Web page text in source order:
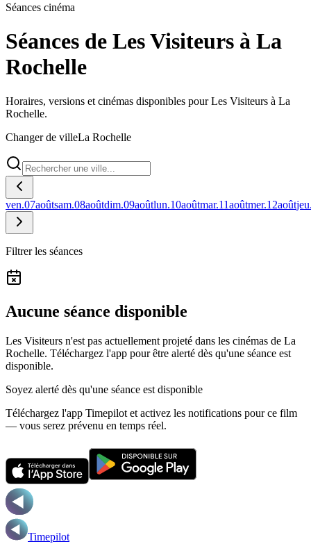
Séances cinéma
Séances de Les Visiteurs à La
Rochelle
Horaires, versions et cinémas disponibles pour Les Visiteurs à La
Rochelle.
Changer de villeLa Rochelle
ven.07aoûtsam.08aoûtdim.09aoûtlun.10aoûtmar.11aoûtmer.12août
Filtrer les séances
Aucune séance disponible
Les Visiteurs n'est pas actuellement projeté dans les cinémas de La
Rochelle. Téléchargez l'app pour être alerté dès qu'une séance est
disponible.
Soyez alerté dès qu'une séance est disponible
Téléchargez l'app Timepilot et activez les notifications pour ce film
— vous serez prévenu en temps réel.
Timepilot